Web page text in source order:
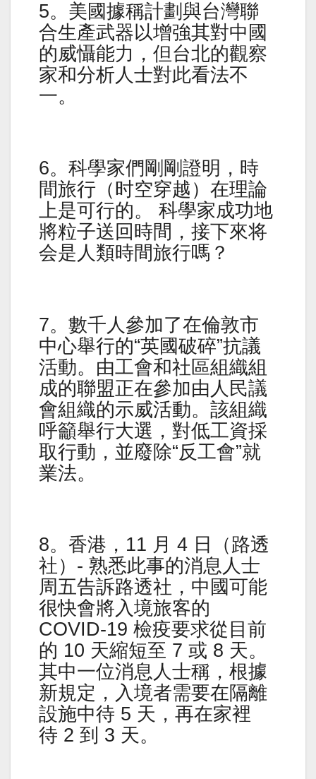
5。美國據稱計劃與台灣聯
合生產武器以增強其對中國
的威懾能力，但台北的觀察
家和分析人士對此看法不
一。
6。科學家們剛剛證明，時
間旅行（时空穿越）在理論
上是可行的。 科學家成功地
將粒子送回時間，接下來将
会是人類時間旅行嗎？
7。數千人參加了在倫敦市
中心舉行的“英國破碎”抗議
活動。由工會和社區組織組
成的聯盟正在參加由人民議
會組織的示威活動。該組織
呼籲舉行大選，對低工資採
取行動，並廢除“反工會”就
業法。
8。香港，11 月 4 日（路透
社）- 熟悉此事的消息人士
周五告訴路透社，中國可能
很快會將入境旅客的
COVID-19 檢疫要求從目前
的 10 天縮短至 7 或 8 天。
其中一位消息人士稱，根據
新規定，入境者需要在隔離
設施中待 5 天，再在家裡
待 2 到 3 天。